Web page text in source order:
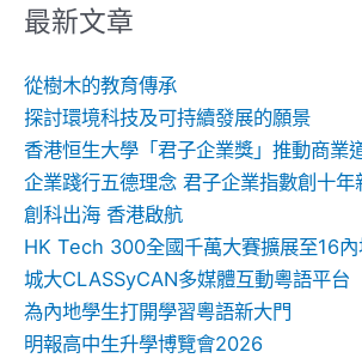
鍵
最新文章
從樹木的教育傳承
探討環境科技及可持續發展的願景
香港恒生大學「君子企業獎」推動商業
企業踐行五德理念 君子企業指數創十年
創科出海 香港啟航
HK Tech 300全國千萬大賽擴展至16
城大CLASSyCAN多媒體互動粵語平台
為內地學生打開學習粵語新大門
明報高中生升學博覽會2026